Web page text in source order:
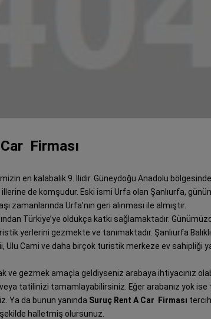
Firması
en kalabalık 9. İlidir. Güneydoğu Anadolu
illerine de komşudur. Eski ismi Urfa olan Şanlıurfa,
zamanlarında Urfa’nın geri alınması ile almıştır.
Türkiye’ye oldukça katkı sağlamaktadır.
yerlerini gezmekte ve tanımaktadır. Şanlıurfa
Ulu Cami ve daha birçok turistik merkeze ev sahipliği
ve gezmek amaçla geldiyseniz arabaya ihtiyacınız
veya tatilinizi tamamlayabilirsiniz. Eğer arabanız yok ise
Ya da bunun yanında Suruç Rent A Car Firması
halletmiş olursunuz.